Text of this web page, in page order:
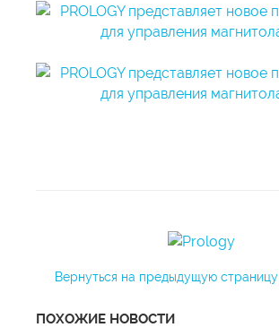
Вернуться на предыдущую страницу
ПОХОЖИЕ НОВОСТИ